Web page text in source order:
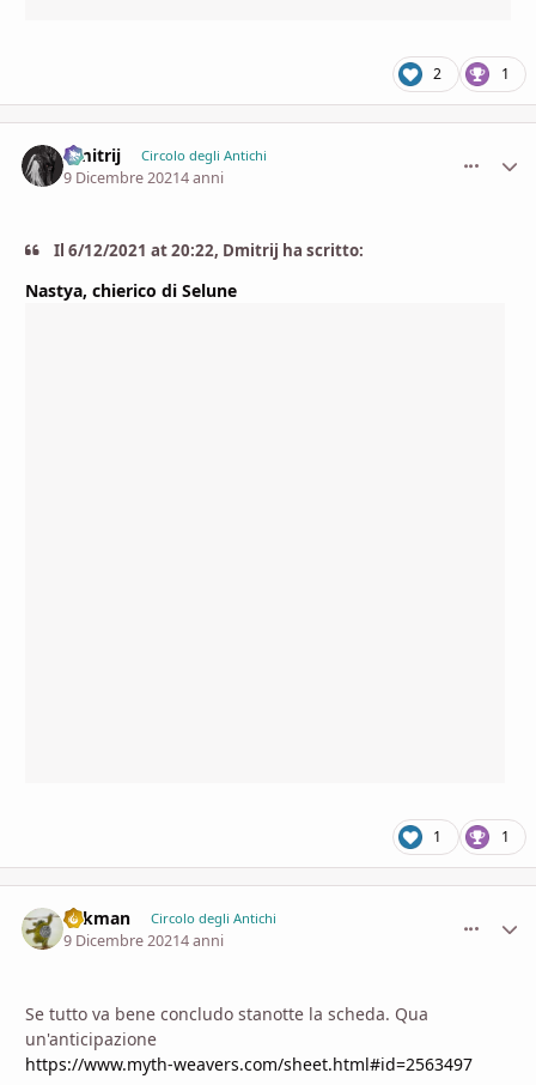
2 1
Dmitrij Circolo degli Antichi
9 Dicembre 20214 anni
Il 6/12/2021 at 20:22, Dmitrij ha scritto:
Nastya, chierico di Selune
1 1
aykman Circolo degli Antichi
9 Dicembre 20214 anni
Se tutto va bene concludo stanotte la scheda. Qua
un'anticipazione
https://www.myth-weavers.com/sheet.html#id=2563497